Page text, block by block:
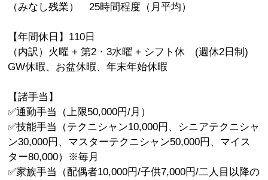
（みなし残業） 25時間程度（月平均）
【年間休日】110日
（内訳）火曜 + 第2・3水曜 + シフト休 (週休2日制)
GW休暇、お盆休暇、年末年始休暇
【諸手当】
✅通勤手当（上限50,000円/月）
✅技能手当（テクニシャン10,000円、シニアテクニシャ
ン30,000円、マスターテクニシャン50,000円、マイス
ター80,000）※毎月
✅家族手当（配偶者10,000円/子供7,000円/二人目以降の